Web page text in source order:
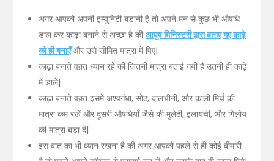
अगर आपको अपनी इम्युनिटी बड़ानी है तो अपने मन से कुछ भी औषधि
डाल कर काढ़ा बनाने से अच्छा है कीआयुष मिनिस्टरी द्वारा बताए गए काढ़े
को ही बनाएँऔर उसे सीमित मात्रा में पिए|
काढ़ा बनाते वक़्त ध्यान रहे की जितनी मात्रा बताई गयी है उतनी ही काढ़े
में डालें|
काढ़ा बनाते वक़्त इसमें अश्वगंधा, सोंठ, दालचीनी, और काली मिर्च की
मात्रा कम रखें और दूसरी औषधियाँ जैसे की मुलेठी, इलायची, और गिलोय
की मात्रा बड़ा दें|
इस बात का भी ध्यान रखना है की अगर आपको पहले से ही कोई बीमारी